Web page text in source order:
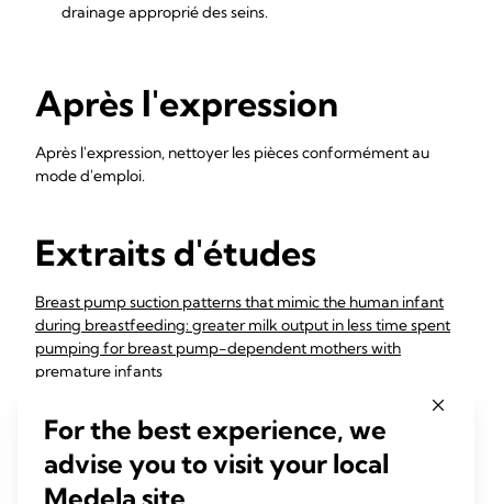
drainage approprié des seins.
Après l'expression
Après l'expression, nettoyer les pièces conformément au
mode d'emploi.
Extraits d'études
Breast pump suction patterns that mimic the human infant
during breastfeeding: greater milk output in less time spent
pumping for breast pump-dependent mothers with
premature infants
effectiveness, efficiency, comfort and convenience of newly
designed breast pump suction patterns (BPSPs) that mimic
sucking ...
For the best experience, we
advise you to visit your local
Medela site.